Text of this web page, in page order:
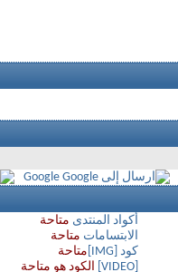
Google
أكواد المنتدى متاحة
الابتسامات متاحة
كود [IMG]
متاحة
[VIDEO]
الكود هو متاحة